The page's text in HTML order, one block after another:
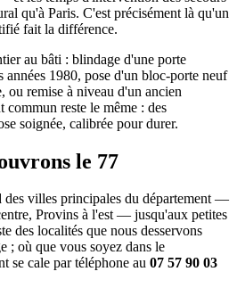
qu'à Paris. C'est précisément là qu'un
fait la différence.
au bâti : blindage d'une porte
années 1980, pose d'un bloc-porte neuf
ou remise à niveau d'un ancien
reste le même : des
soignée, calibrée pour durer.
le 77
des villes principales du département —
Provins à l'est — jusqu'aux petites
des localités que nous desservons
; où que vous soyez dans le
se cale par téléphone au 07 57 90 03